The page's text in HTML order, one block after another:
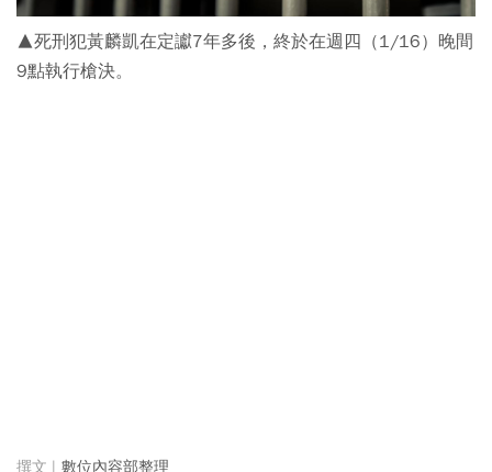
▲死刑犯黃麟凱在定讞7年多後，終於在週四（1/16）晚間
9點執行槍決。
數位內容部整理